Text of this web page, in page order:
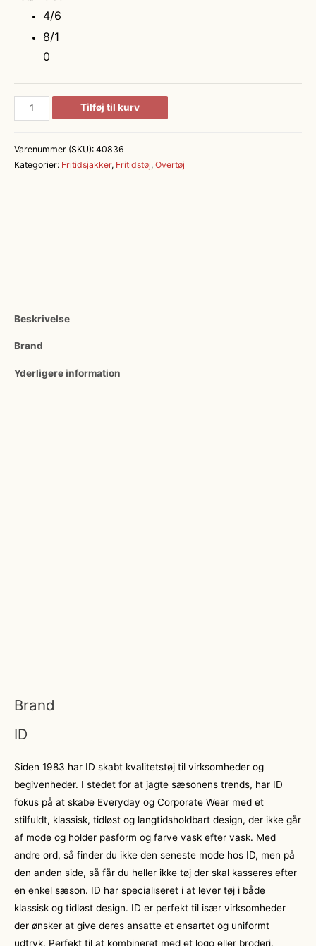
4/6
8/1
0
Softshell
jakke
letvægt
Tilføj til kurv
Varenummer (SKU): 40836
Kategorier: Fritidsjakker, Fritidstøj, Overtøj
Beskrivelse
Brand
Yderligere information
Brand
ID
Siden 1983 har ID skabt kvalitetstøj til virksomheder og
begivenheder. I stedet for at jagte sæsonens trends, har ID
fokus på at skabe Everyday og Corporate Wear med et
stilfuldt, klassisk, tidløst og langtidsholdbart design, der ikke går
af mode og holder pasform og farve vask efter vask. Med
andre ord, så finder du ikke den seneste mode hos ID, men på
den anden side, så får du heller ikke tøj der skal kasseres efter
en enkel sæson. ID har specialiseret i at lever tøj i både
klassisk og tidløst design. ID er perfekt til især virksomheder
der ønsker at give deres ansatte et ensartet og uniformt
udtryk. Perfekt til at kombineret med et logo eller broderi.